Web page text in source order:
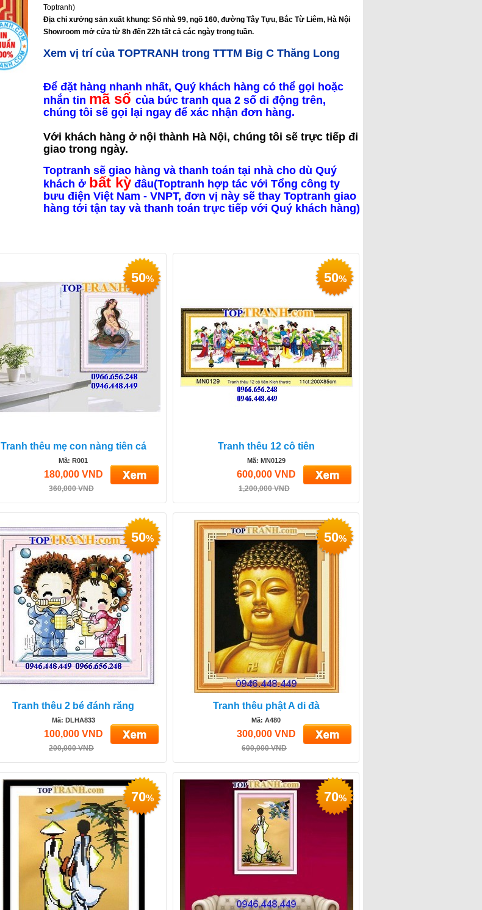
Toptranh)
Địa chỉ xưởng sản xuất khung: Số nhà 99, ngõ 160, đường Tây Tựu, Bắc Từ Liêm, Hà Nội
Showroom mở cửa từ 8h đến 22h tất cả các ngày trong tuần.
Xem vị trí của TOPTRANH trong TTTM Big C Thăng Long
Để đặt hàng nhanh nhất, Quý khách hàng có thể gọi hoặc
nhắn tin mã số của bức tranh qua 2 số di động trên,
chúng tôi sẽ gọi lại ngay để xác nhận đơn hàng.
Với khách hàng ở nội thành Hà Nội, chúng tôi sẽ trực tiếp đi
giao trong ngày.
Toptranh sẽ giao hàng và thanh toán tại nhà cho dù Quý
khách ở bất kỳ đâu(Toptranh hợp tác với Tổng công ty
bưu điện Việt Nam - VNPT, đơn vị này sẽ thay Toptranh giao
hàng tới tận tay và thanh toán trực tiếp với Quý khách hàng)
Tranh thêu mẹ con nàng tiên cá
Mã: R001
180,000 VND
360,000 VND
50%
Tranh thêu 12 cô tiên
Mã: MN0129
600,000 VND
1,200,000 VND
50%
Tranh thêu 2 bé đánh răng
Mã: DLHA833
100,000 VND
200,000 VND
50%
Tranh thêu phật A di đà
Mã: A480
300,000 VND
600,000 VND
50%
70% 70%